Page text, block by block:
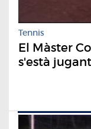
Tennis
El Màster
s'està